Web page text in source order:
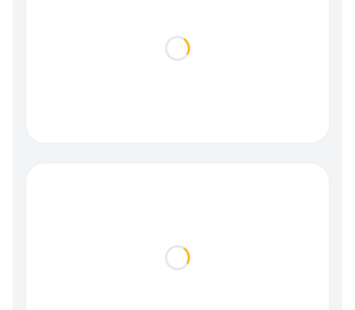
Loading...
Loading...